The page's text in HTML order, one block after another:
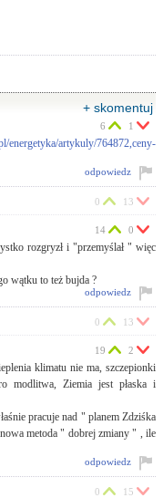
+ skomentuj
energetyka/artykuly/764872,ceny-
6 1
odpowiedz
0 13
rozgryzł i "przemyślał " więc
wątku to też bujda ?
14 0
odpowiedz
0 13
klimatu nie ma, szczepionki
modlitwa, Ziemia jest płaska i
pracuje nad " planem Zdziśka
metoda " dobrej zmiany " , ile
19 2
odpowiedz
0 15